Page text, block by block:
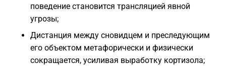
поведение становится трансляцией явной
угрозы;
Дистанция между сновидцем и преследующим
его объектом метафорически и физически
сокращается, усиливая выработку кортизола;